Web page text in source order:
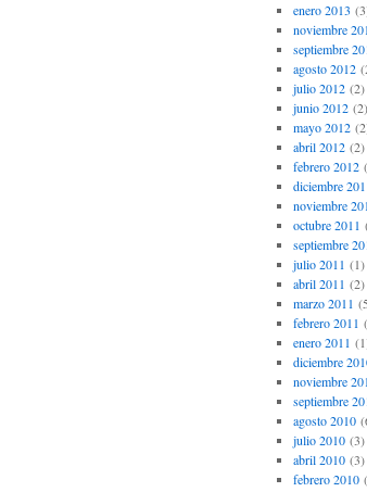
enero 2013
noviembre
septiembre
agosto 2012
julio 2012(2)
junio 2012(2)
mayo 2012
abril 2012(2)
febrero 2012
diciembre
noviembre
octubre 2011
septiembre
julio 2011 (1)
abril 2011 (2)
marzo 2011
febrero 2011
enero 2011
diciembre
noviembre
septiembre
agosto 2010
julio 2010(3)
abril 2010(3)
febrero 2010